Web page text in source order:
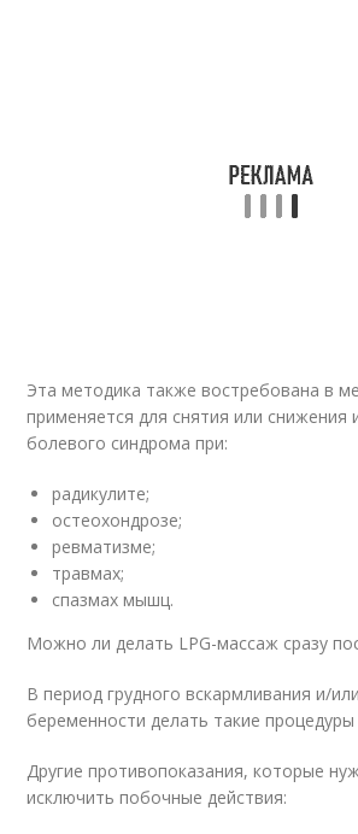
Эта методика также востребована в
применяется для снятия или снижения
болевого синдрома при:
радикулите;
остеохондрозе;
ревматизме;
травмах;
спазмах мышц.
Можно ли делать LPG-массаж сразу
В период грудного вскармливания и/
беременности делать такие
Другие противопоказания, которые
исключить побочные действия: